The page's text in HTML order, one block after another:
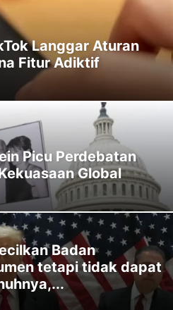
Langgar Aturan
Fitur Adiktif
Picu Perdebatan
Global
Badan
tetapi tidak dapat